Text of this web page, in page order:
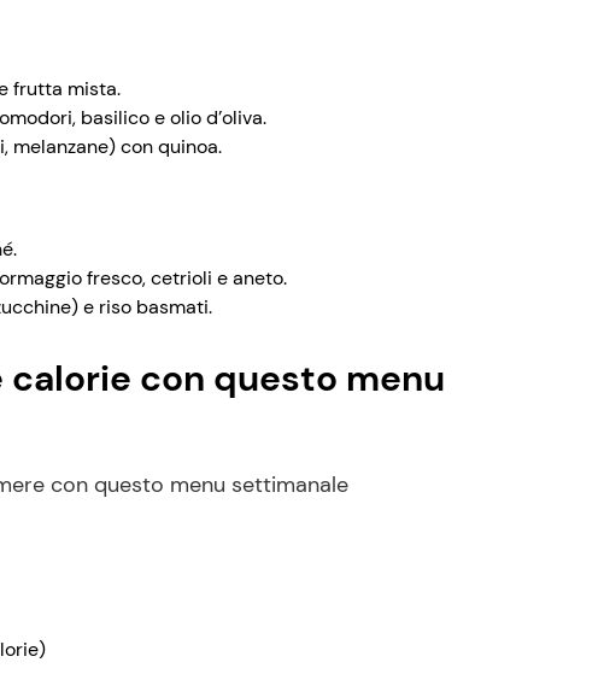
frutta mista.
basilico e olio d’oliva.
melanzane) con quinoa.
fresco, cetrioli e aneto.
e riso basmati.
con questo menu
con questo menu settimanale